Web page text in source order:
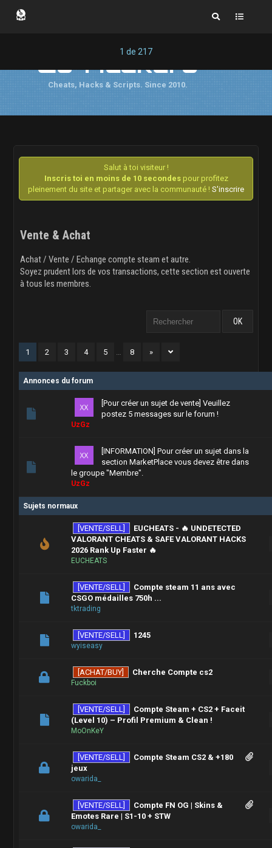
Cs-Hackers
Cheats, Hacks & Scripts. Since 2010.
Salut à toi visiteur !
Inscris toi en moins de 10 secondespour profitez
pleinement du site et partager avec la communauté ! S'inscrire
Vente & Achat
Achat / Vente / Echange compte steam et autre.
Soyez prudent lors de vos transactions, cette section est ouverte
à tous les membres.
1 2 3 4 5 … 8 »
Annonces du forum
[Pour créer un sujet de vente] Veuillez
postez 5 messages sur le forum !
UzGz
[INFORMATION] Pour créer un sujet dans la
section MarketPlace vous devez être dans
le groupe "Membre".
UzGz
Sujets normaux
[VENTE/SELL]
EUCHEATS - 🔥 UNDETECTED
VALORANT CHEATS & SAFE VALORANT HACKS
2026 Rank Up Faster 🔥
EUCHEATS
[VENTE/SELL]
Compte steam 11 ans avec
CSGO médailles 750h ...
tktrading
[VENTE/SELL] 1245
wyiseasy
[ACHAT/BUY] Cherche Compte cs2
Fuckboi
[VENTE/SELL]
Compte Steam + CS2 + Faceit
(Level 10) – Profil Premium & Clean !
MoOnKeY
[VENTE/SELL]
Compte Steam CS2 & +180
jeux
owarida_
[VENTE/SELL]
Compte FN OG | Skins &
Emotes Rare | S1-10 + STW
owarida_
1 de 217